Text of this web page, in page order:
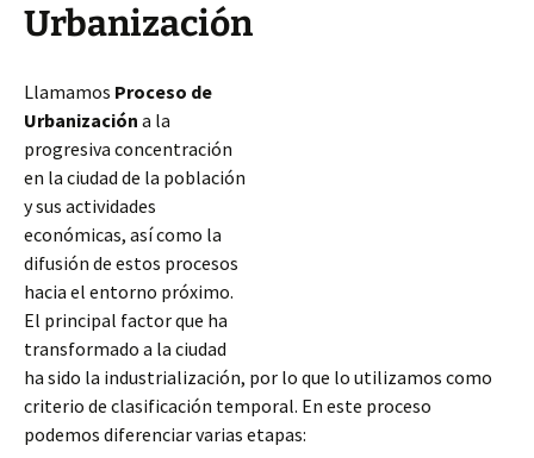
Urbanización
Llamamos Proceso de
Urbanización a la
progresiva concentración
en la ciudad de la población
y sus actividades
económicas, así como la
difusión de estos procesos
hacia el entorno próximo.
El principal factor que ha
transformado a la ciudad
ha sido la industrialización, por lo que lo utilizamos como
criterio de clasificación temporal. En este proceso
podemos diferenciar varias etapas: